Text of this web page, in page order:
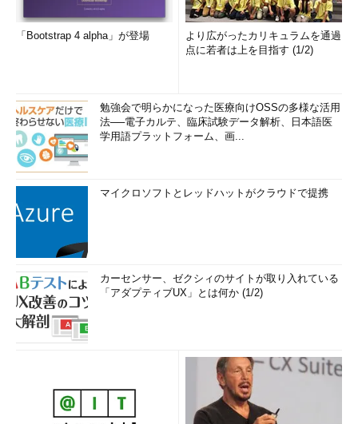
「Bootstrap 4 alpha」が登場
より広がったカリキュラムを通過
点に若者は上を目指す (1/2)
勉強会で明らかになった医療向けOSSの多様な活用
法──電子カルテ、臨床試験データ解析、日本語医
学用語プラットフォーム、画...
マイクロソフトとレッドハットがクラウドで提携
カーセンサー、ゼクシィのサイトが取り入れている
「アダプティブUX」とは何か (1/2)